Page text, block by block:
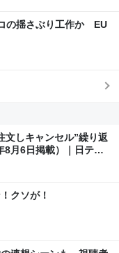
の揺さぶり工作か EU
文しキャンセル”繰り返
月6日掲載）｜日テレ
クソが！